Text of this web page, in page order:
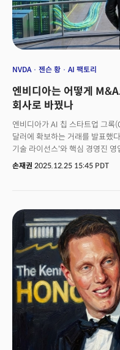
인프라 회사로 바꿨나
NVDA 젠슨 황 AI 팩토리
엔비디아는 어떻게
회사로 바꿨나
엔비디아가 AI 칩 스타트업 그
달러에 확보하는 거래를 발표했
기술 라이선스'와 핵심 경영진
로스(Jonathan Ross)와 사장
인수하는 것이 아니라 인재를
덧붙였다.이 거래는 2019년 멜
뛰어넘는 엔비디아 역사상 최대
아니다. 엔비디아의 20년 M&A
'GPU 회사'에서 'AI 인프라 플
이해할 수 있다. 👉 7문 7답으로
손재권 2025.12.25 15:45 PDT